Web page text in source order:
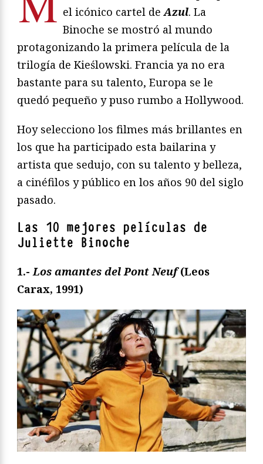
el icónico cartel deAzul. La
Binoche se mostró al mundo
protagonizando la primera película de la
trilogía de Kieślowski. Francia ya no era
bastante para su talento, Europa se le
quedó pequeño y puso rumbo a Hollywood.
Hoy selecciono los filmes más brillantes en
los que ha participado esta bailarina y
artista que sedujo, con su talento y belleza,
a cinéfilos y público en los años 90 del siglo
pasado.
Las 10 mejores películas de
Juliette Binoche
1.-Los amantes del Pont Neuf(Leos
Carax, 1991)